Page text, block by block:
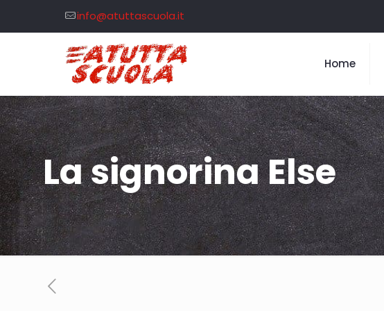
info@atuttascuola.it
Home
La signorina Else